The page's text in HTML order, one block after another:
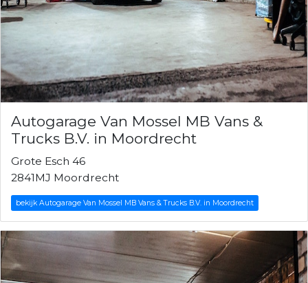
Autogarage Van Mossel MB Vans &
Trucks B.V. in Moordrecht
Grote Esch 46
2841MJ Moordrecht
bekijk Autogarage Van Mossel MB Vans & Trucks B.V. in Moordrecht